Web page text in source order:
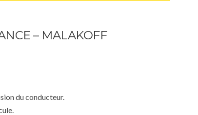
– MALAKOFF
du conducteur.